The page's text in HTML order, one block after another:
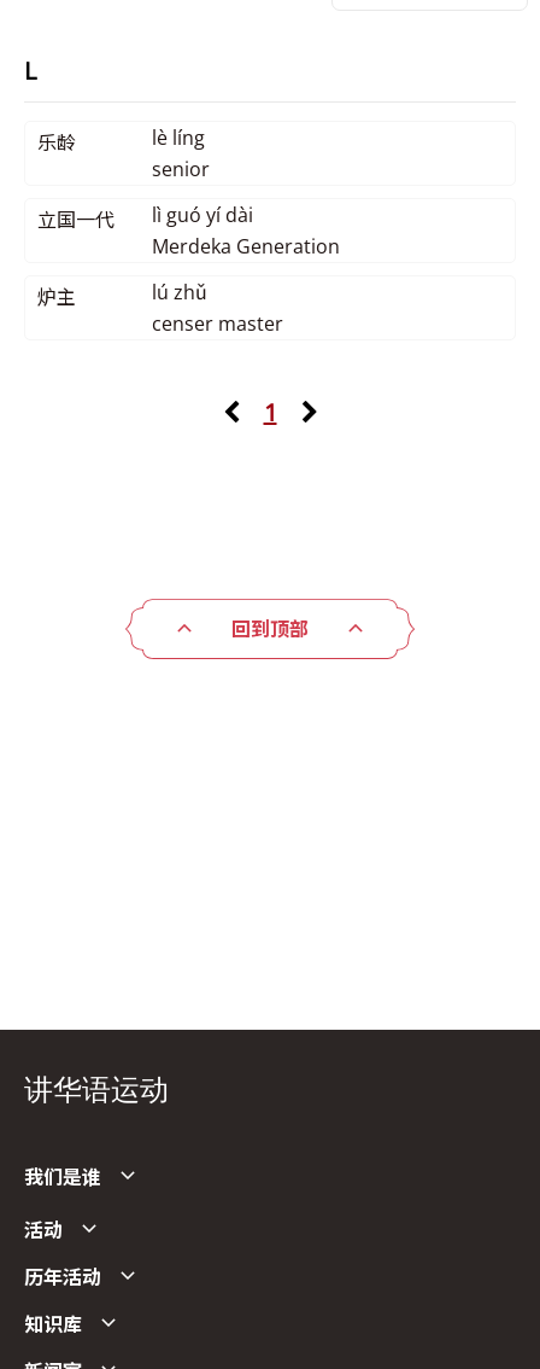
L
乐龄
lè líng
senior
立国一代
lì guó yí dài
Merdeka Generation
炉主
lú zhǔ
censer master
1
回到顶部
讲华语运动
我们是谁
活动
历年活动
知识库